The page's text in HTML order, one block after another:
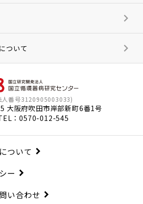
人番号3120905003033)
大阪府吹田市岸部新町6番1号
：0570-012-545
ついて
ついて
ー
い合わせ